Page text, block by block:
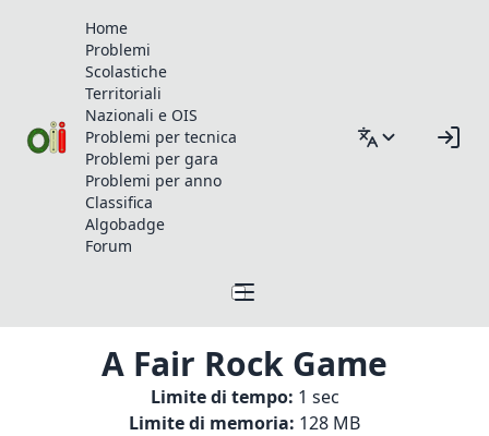
Home
Problemi
Scolastiche
Territoriali
Nazionali e OIS
Problemi per tecnica
Problemi per gara
Problemi per anno
Classifica
Algobadge
Forum
A Fair Rock Game
Limite di tempo: 1 sec
Limite di memoria: 128 MB